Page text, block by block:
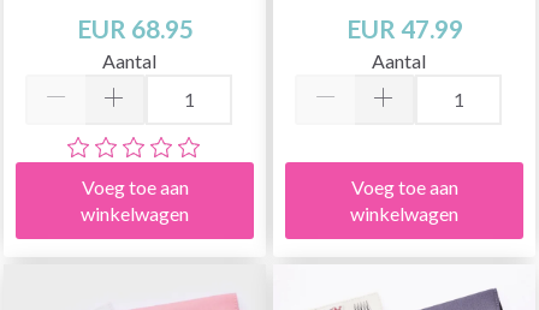
EUR 68.95
Aantal
Voeg toe aan
winkelwagen
EUR 47.99
Aantal
Voeg toe aan
winkelwagen